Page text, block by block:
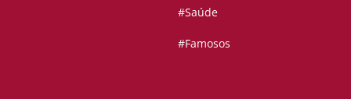
#Saúde
#Famosos